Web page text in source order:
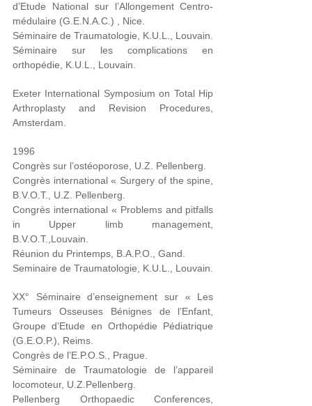
d’Etude National sur l’Allongement Centro-
médulaire (G.E.N.A.C.) , Nice.
Séminaire de Traumatologie, K.U.L., Louvain.
Séminaire sur les complications en
orthopédie, K.U.L., Louvain.
Exeter International Symposium on Total Hip
Arthroplasty and Revision Procedures,
Amsterdam.
1996
Congrès sur l’ostéoporose, U.Z. Pellenberg.
Congrès international « Surgery of the spine,
B.V.O.T., U.Z. Pellenberg.
Congrès international « Problems and pitfalls
in Upper limb management,
B.V.O.T.,Louvain.
Réunion du Printemps, B.A.P.O., Gand.
Seminaire de Traumatologie, K.U.L., Louvain.
XX° Séminaire d’enseignement sur « Les
Tumeurs Osseuses Bénignes de l’Enfant,
Groupe d’Etude en Orthopédie Pédiatrique
(G.E.O.P.), Reims.
Congrès de l’E.P.O.S., Prague.
Séminaire de Traumatologie de l’appareil
locomoteur, U.Z.Pellenberg.
Pellenberg Orthopaedic Conferences,